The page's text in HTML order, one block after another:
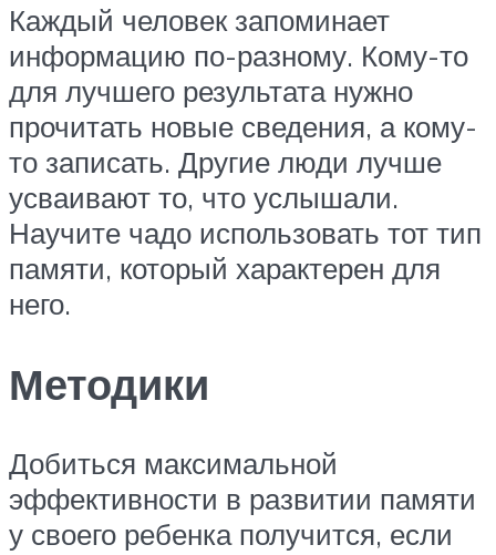
Каждый человек запоминает
информацию по-разному. Кому-то
для лучшего результата нужно
прочитать новые сведения, а кому-
то записать. Другие люди лучше
усваивают то, что услышали.
Научите чадо использовать тот тип
памяти, который характерен для
него.
Методики
Добиться максимальной
эффективности в развитии памяти
у своего ребенка получится, если